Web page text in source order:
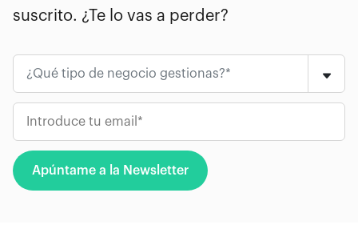
suscrito. ¿Te lo vas a perder?